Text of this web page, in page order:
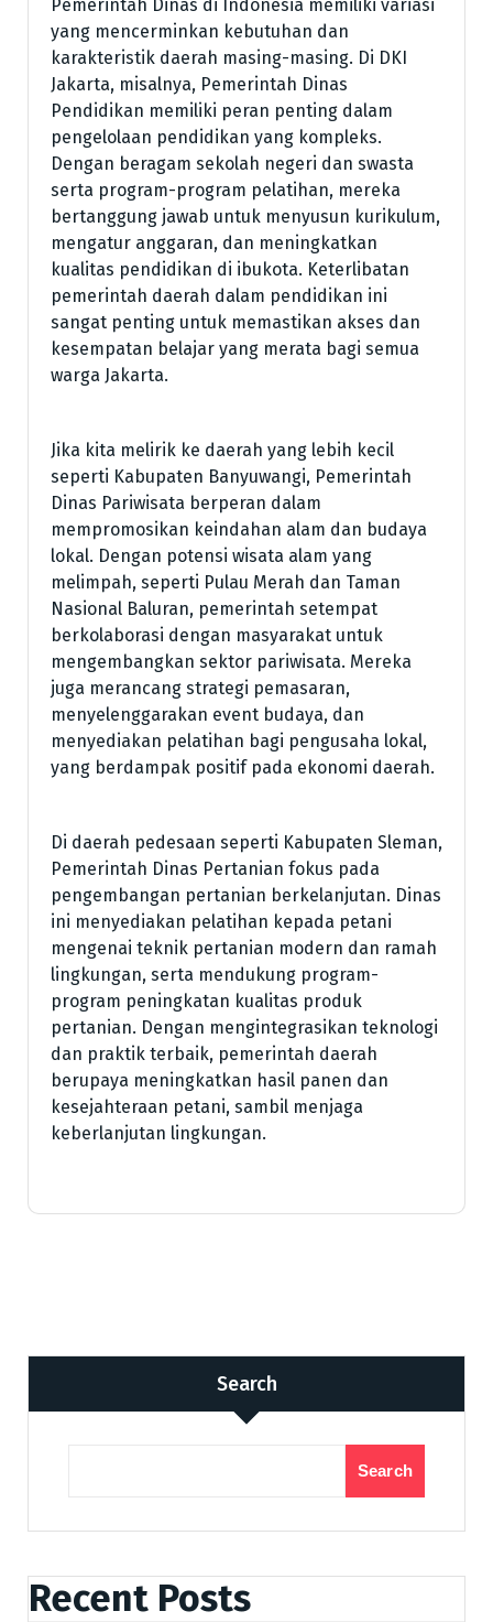
Pemerintah Dinas di Indonesia memiliki variasi
yang mencerminkan kebutuhan dan
karakteristik daerah masing-masing. Di DKI
Jakarta, misalnya, Pemerintah Dinas
Pendidikan memiliki peran penting dalam
pengelolaan pendidikan yang kompleks.
Dengan beragam sekolah negeri dan swasta
serta program-program pelatihan, mereka
bertanggung jawab untuk menyusun kurikulum,
mengatur anggaran, dan meningkatkan
kualitas pendidikan di ibukota. Keterlibatan
pemerintah daerah dalam pendidikan ini
sangat penting untuk memastikan akses dan
kesempatan belajar yang merata bagi semua
warga Jakarta.
Jika kita melirik ke daerah yang lebih kecil
seperti Kabupaten Banyuwangi, Pemerintah
Dinas Pariwisata berperan dalam
mempromosikan keindahan alam dan budaya
lokal. Dengan potensi wisata alam yang
melimpah, seperti Pulau Merah dan Taman
Nasional Baluran, pemerintah setempat
berkolaborasi dengan masyarakat untuk
mengembangkan sektor pariwisata. Mereka
juga merancang strategi pemasaran,
menyelenggarakan event budaya, dan
menyediakan pelatihan bagi pengusaha lokal,
yang berdampak positif pada ekonomi daerah.
Di daerah pedesaan seperti Kabupaten Sleman,
Pemerintah Dinas Pertanian fokus pada
pengembangan pertanian berkelanjutan. Dinas
ini menyediakan pelatihan kepada petani
mengenai teknik pertanian modern dan ramah
lingkungan, serta mendukung program-
program peningkatan kualitas produk
pertanian. Dengan mengintegrasikan teknologi
dan praktik terbaik, pemerintah daerah
berupaya meningkatkan hasil panen dan
kesejahteraan petani, sambil menjaga
keberlanjutan lingkungan.
Search
Search
Recent Posts